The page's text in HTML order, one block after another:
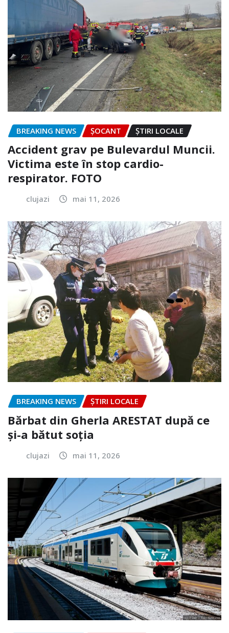
BREAKING NEWS ȘOCANT ȘTIRI LOCALE
Accident grav pe Bulevardul Muncii.
Victima este în stop cardio-
respirator. FOTO
clujazi mai 11, 2026
BREAKING NEWS ȘTIRI LOCALE
Bărbat din Gherla ARESTAT după ce
și-a bătut soția
clujazi mai 11, 2026